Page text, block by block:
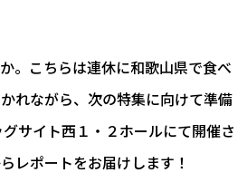
。こちらは連休に和歌山県で食べ
れながら、次の特集に向けて準備
サイト西１・２ホールにて開催さ
レポートをお届けします！